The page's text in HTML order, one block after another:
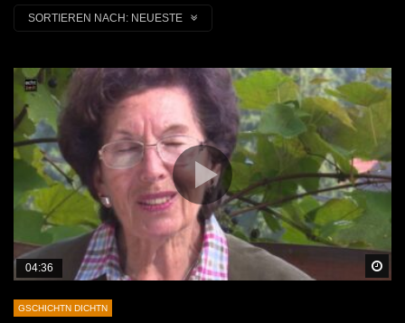
SORTIEREN NACH: NEUESTE
04:36
GSCHICHTN DICHTN